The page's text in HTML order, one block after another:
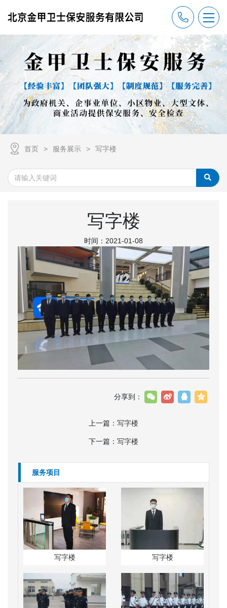
首页 服务展示 写字楼
写字楼
时间：2021-01-08
上一篇： 写字楼
下一篇： 写字楼
分享到：
服务项目
写字楼 写字楼